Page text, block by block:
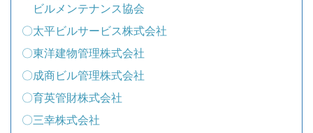
ビルメンテナンス協会
〇太平ビルサービス株式会社
〇東洋建物管理株式会社
〇成商ビル管理株式会社
〇育英管財株式会社
〇三幸株式会社